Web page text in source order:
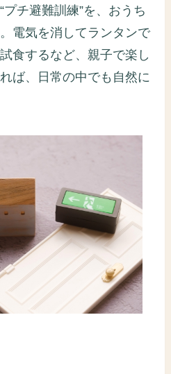
チ避難訓練”を、おうち
電気を消してランタンで
食するなど、親子で楽し
ば、日常の中でも自然に